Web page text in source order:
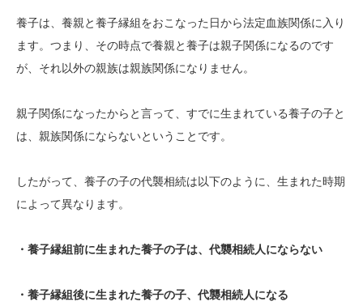
養子は、養親と養子縁組をおこなった日から法定血族関係に入り
ます。つまり、その時点で養親と養子は親子関係になるのです
が、それ以外の親族は親族関係になりません。
親子関係になったからと言って、すでに生まれている養子の子と
は、親族関係にならないということです。
したがって、養子の子の代襲相続は以下のように、生まれた時期
によって異なります。
・養子縁組前に生まれた養子の子は、代襲相続人にならない
・養子縁組後に生まれた養子の子、代襲相続人になる